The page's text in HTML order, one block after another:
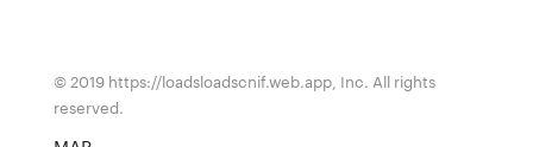
© 2019 https://loadsloadscnif.web.app, Inc. All rights
reserved.